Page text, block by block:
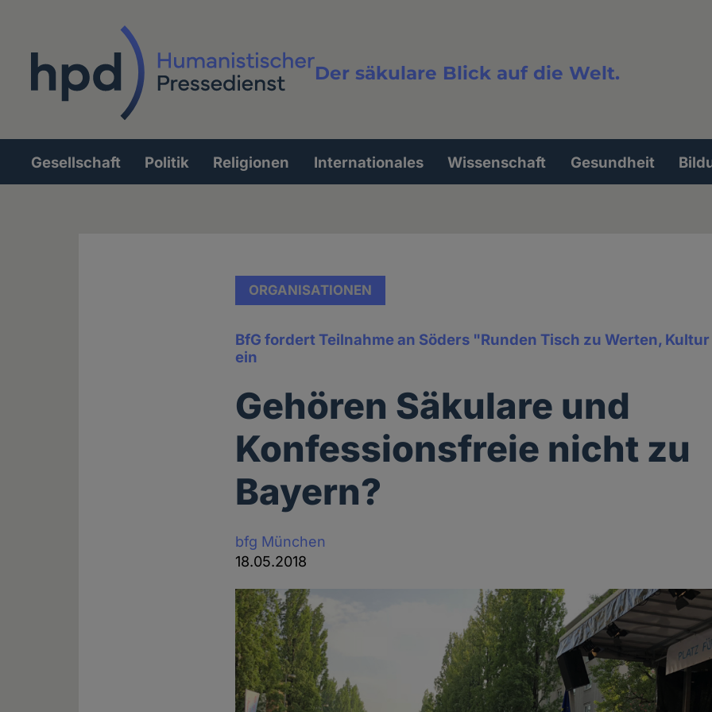
Der säkulare Blick auf die Welt.
Volltextsuche
Hauptnavigation
Gesellschaft Politik Religionen Internationales Wissenschaft Gesundheit
ORGANISATIONEN
BfG fordert Teilnahme an Söders "Runden Tisch zu Werten,
ein
Gehören Säkulare und
Konfessionsfreie nicht zu
Bayern?
bfg München
18.05.2018